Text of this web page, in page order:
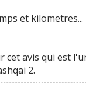
et kilometres...
cet avis qui est
2.